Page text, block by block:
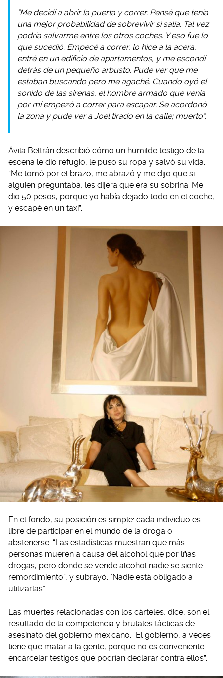
“Me decidí a abrir la puerta y correr. Pensé que tenía
una mejor probabilidad de sobrevivir si salía. Tal vez
podría salvarme entre los otros coches. Y eso fue lo
que sucedió. Empecé a correr, lo hice a la acera,
entré en un edificio de apartamentos, y me escondí
detrás de un pequeño arbusto. Pude ver que me
estaban buscando pero me agaché. Cuando oyó el
sonido de las sirenas, el hombre armado que venía
por mí empezó a correr para escapar. Se acordonó
la zona y pude ver a Joel tirado en la calle; muerto”.
Ávila Beltrán describió cómo un humilde testigo de la
escena le dio refugio, le puso su ropa y salvó su vida:
“Me tomó por el brazo, me abrazó y me dijo que si
alguien preguntaba, les dijera que era su sobrina. Me
dio 50 pesos, porque yo había dejado todo en el coche,
y escapé en un taxi”.
En el fondo, su posición es simple: cada individuo es
libre de participar en el mundo de la droga o
abstenerse. “Las estadísticas muestran que más
personas mueren a causa del alcohol que por lñas
drogas, pero donde se vende alcohol nadie se siente
remordimiento”, y subrayó: “Nadie está obligado a
utilizarlas”.
Las muertes relacionadas con los cárteles, dice, son el
resultado de la competencia y brutales tácticas de
asesinato del gobierno mexicano. “El gobierno, a veces
tiene que matar a la gente, porque no es conveniente
encarcelar testigos que podrían declarar contra ellos”.